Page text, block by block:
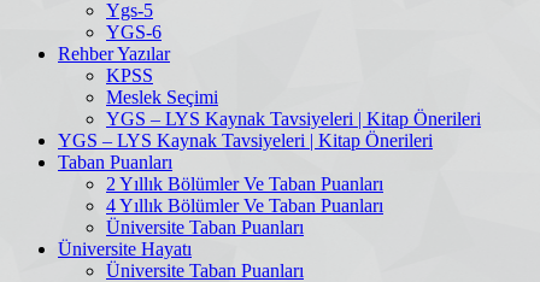
Ygs-5
YGS-6
Rehber Yazılar
KPSS
Meslek Seçimi
YGS – LYS Kaynak Tavsiyeleri | Kitap Önerileri
YGS – LYS Kaynak Tavsiyeleri | Kitap Önerileri
Taban Puanları
2 Yıllık Bölümler Ve Taban Puanları
4 Yıllık Bölümler Ve Taban Puanları
Üniversite Taban Puanları
Üniversite Hayatı
Üniversite Taban Puanları